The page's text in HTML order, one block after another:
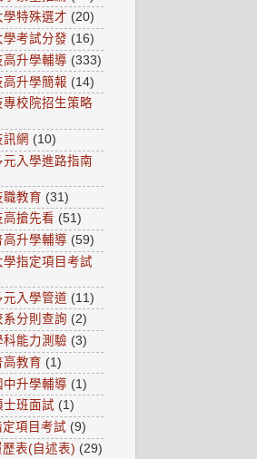
特殊選才 (20)
考試分發 (16)
升學輔導 (333)
升學簡報 (14)
校院招生策略
網 (10)
入學進路指南
職教育 (31)
高搶先看 (51)
升學輔導 (59)
指定項目考試
入學管道 (11)
分則查詢 (2)
能力測驗 (3)
高教育 (1)
升學輔導 (1)
士班面試 (1)
項目考試 (9)
表(自述表) (29)